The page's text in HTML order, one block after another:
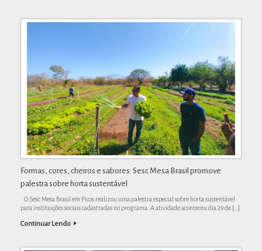
Formas, cores, cheiros e sabores: Sesc Mesa Brasil promove
palestra sobre horta sustentável
O Sesc Mesa Brasil em Picos realizou uma palestra especial sobre horta sustentável
para instituições sociais cadastradas no programa. A atividade aconteceu dia 29 de […]
Continuar Lendo